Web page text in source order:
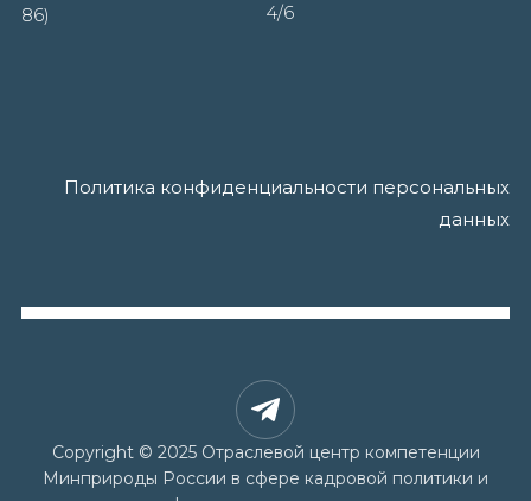
86)
4/6
Политика конфиденциальности персональных
данных
Copyright © 2025 Отраслевой центр компетенции
Минприроды России в сфере кадровой политики и